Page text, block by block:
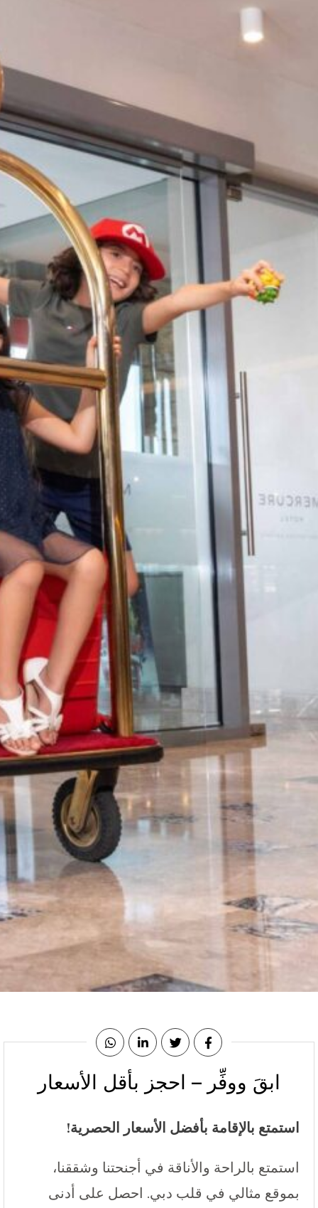
ابقَ ووفِّر – احجز بأقل الأسعار
استمتع بالإقامة بأفضل الأسعار الحصرية!
استمتع بالراحة والأناقة في أجنحتنا وشققنا،
بموقع مثالي في قلب دبي. احصل على أدنى